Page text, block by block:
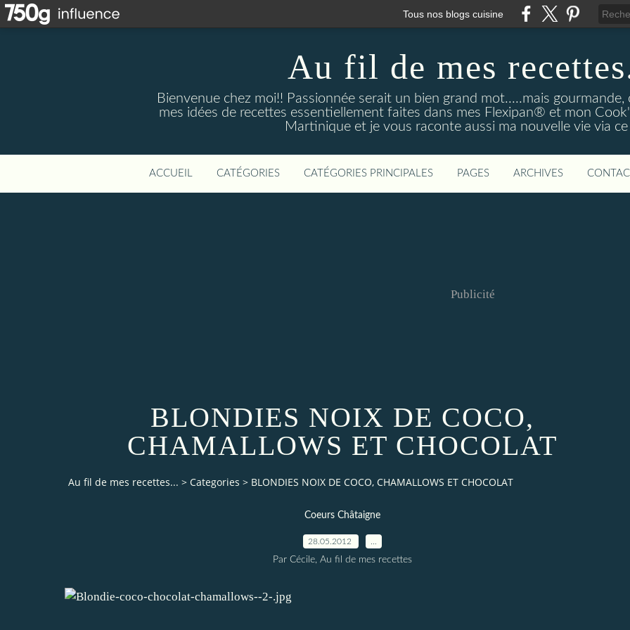
Tous nos blogs cuisine
Au fil de mes
Bienvenue chez moi!! Passionnée serait un bien grand mot.....mais gourmande,
mes idées de recettes essentiellement faites dans mes Flexipan® et mon
Martinique et je vous raconte aussi ma nouvelle vie via ce
ACCUEIL CATÉGORIES CATÉGORIES PRINCIPALES PAGES ARCHIVES
Publicité
BLONDIES NOIX DE COCO,
CHAMALLOWS ET CHOCOLAT
Au fil de mes recettes... > Categories > BLONDIES NOIX DE COCO, CHAMALLOWS ET CHOCOLAT
Coeurs Châtaigne
28.05.2012
Par Cécile, Au fil de mes recettes